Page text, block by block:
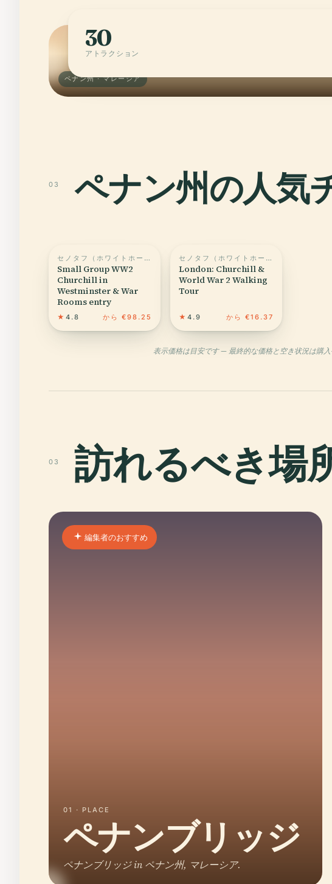
ペナン州 · マレーシア
30
アトラクション
03 ペナン州の人気
セノタフ（ホワイトホール）
Small Group WW2
Churchill in
Westminster & War
Rooms entry
★ 4.8 から €98.25
セノタフ（ホワイトホール）
London: Churchill &
World War 2 Walking
Tour
★ 4.9 から €16.37
表示価格は目安です — 最終的な価格と空き状況は購
03 訪れるべき場
編集者のおすすめ
01 · PLACE
ペナンブリッジ
ペナンブリッジ in ペナン州, マレーシア.